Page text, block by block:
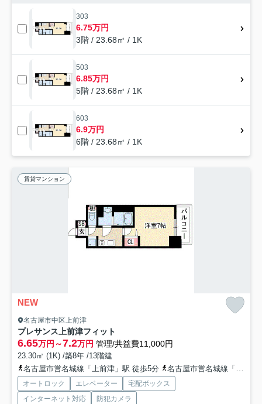
303
6.75万円
3階 / 23.68㎡ / 1K
503
6.85万円
5階 / 23.68㎡ / 1K
603
6.9万円
6階 / 23.68㎡ / 1K
賃貸マンション
NEW
名古屋市中区上前津
プレサンス上前津フィット
6.65万円～7.2万円 管理/共益費11,000円
23.30㎡ (1K) /築8年 /13階建
名古屋市営名城線「上前津」駅 徒歩5分
名古屋市営名城線「東別院」駅 徒歩7分
オートロック エレベーター
宅配ボックス
インターネット対応
防犯カメラ